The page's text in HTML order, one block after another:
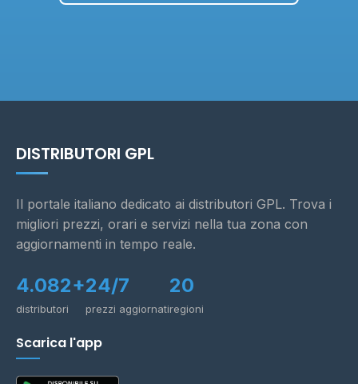
DISTRIBUTORI GPL
Il portale italiano dedicato ai distributori GPL. Trova i
migliori prezzi, orari e servizi nella tua zona con
aggiornamenti in tempo reale.
4.082+
distributori
24/7
prezzi aggiornati
20
regioni
Scarica l'app